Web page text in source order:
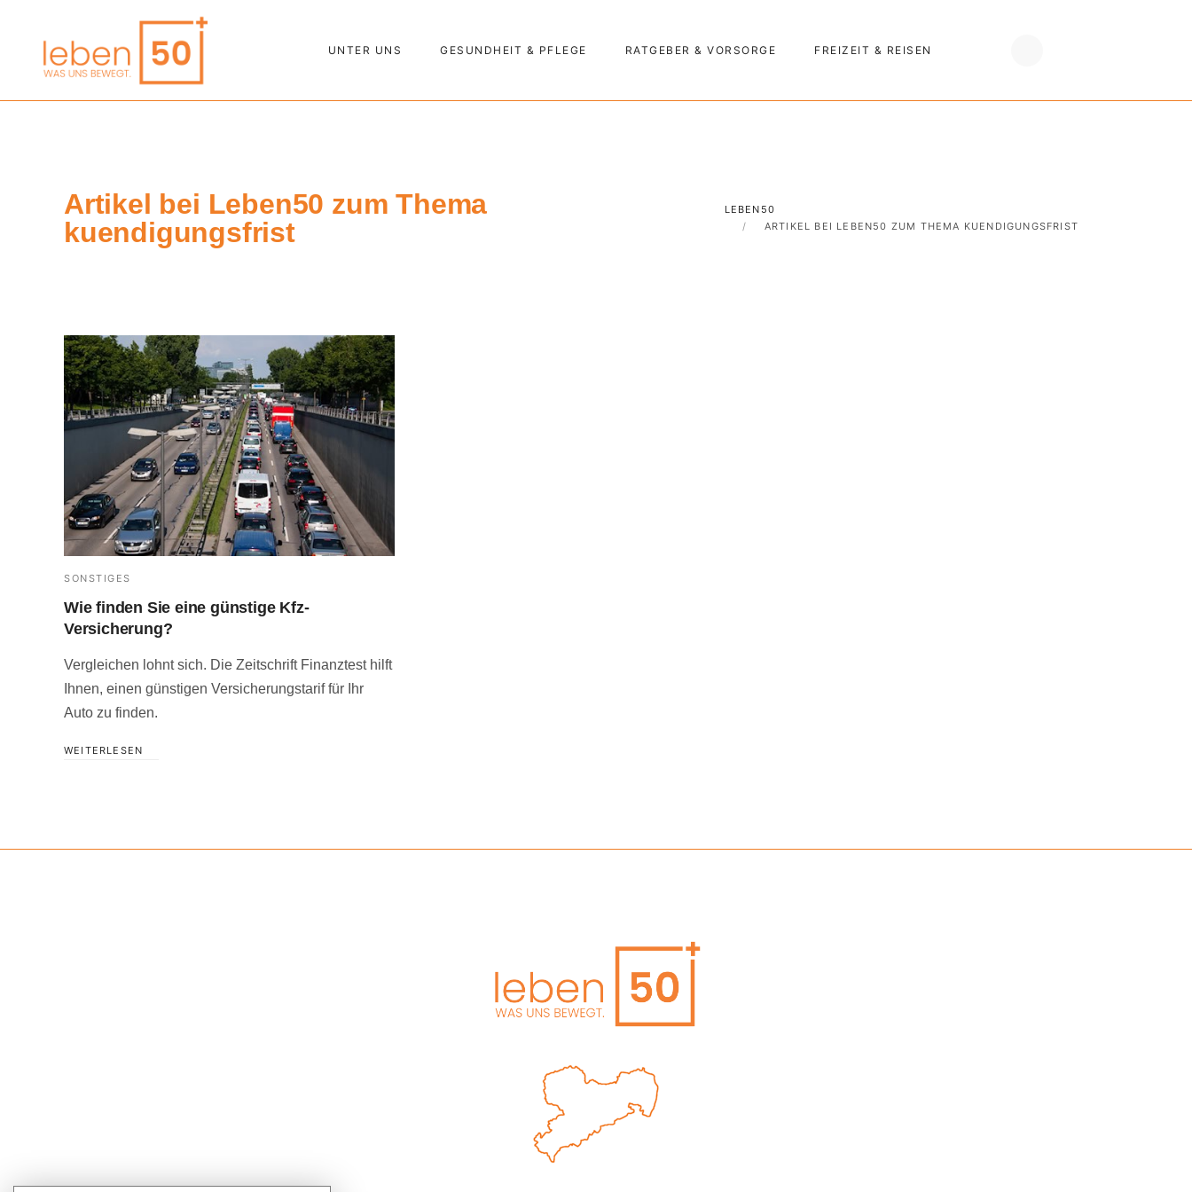
UNTER UNS GESUNDHEIT & PFLEGE RATGEBER & VORSORGE FREIZEIT & REISEN
Artikel bei Leben50 zum Thema
kuendigungsfrist
LEBEN50
ARTIKEL BEI LEBEN50 ZUM THEMA KUENDIGUNGSFRIST
SONSTIGES
Wie finden Sie eine günstige Kfz-
Versicherung?
Vergleichen lohnt sich. Die Zeitschrift Finanztest hilft
Ihnen, einen günstigen Versicherungstarif für Ihr
Auto zu finden.
WEITERLESEN